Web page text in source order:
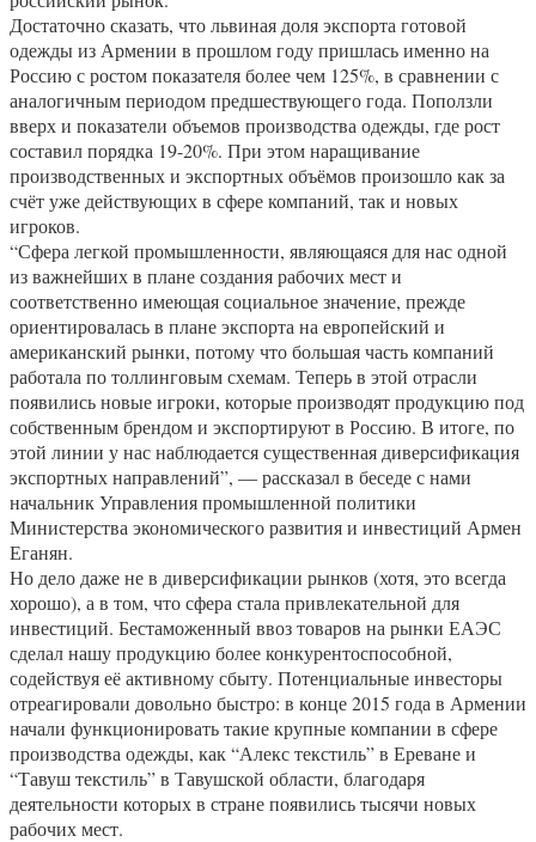
Достаточно сказать, что львиная доля экспорта готовой
одежды из Армении в прошлом году пришлась именно на
Россию с ростом показателя более чем 125%, в сравнении с
аналогичным периодом предшествующего года. Поползли
вверх и показатели объемов производства одежды, где рост
составил порядка 19-20%. При этом наращивание
производственных и экспортных объёмов произошло как за
счёт уже действующих в сфере компаний, так и новых
игроков.
“Сфера легкой промышленности, являющаяся для нас одной
из важнейших в плане создания рабочих мест и
соответственно имеющая социальное значение, прежде
ориентировалась в плане экспорта на европейский и
американский рынки, потому что большая часть компаний
работала по толлинговым схемам. Теперь в этой отрасли
появились новые игроки, которые производят продукцию под
собственным брендом и экспортируют в Россию. В итоге, по
этой линии у нас наблюдается существенная диверсификация
экспортных направлений”, — рассказал в беседе с нами
начальник Управления промышленной политики
Министерства экономического развития и инвестиций Армен
Еганян.
Но дело даже не в диверсификации рынков (хотя, это всегда
хорошо), а в том, что сфера стала привлекательной для
инвестиций. Бестаможенный ввоз товаров на рынки ЕАЭС
сделал нашу продукцию более конкурентоспособной,
содействуя её активному сбыту. Потенциальные инвесторы
отреагировали довольно быстро: в конце 2015 года в Армении
начали функционировать такие крупные компании в сфере
производства одежды, как “Алекс текстиль” в Ереване и
“Тавуш текстиль” в Тавушской области, благодаря
деятельности которых в стране появились тысячи новых
рабочих мест.